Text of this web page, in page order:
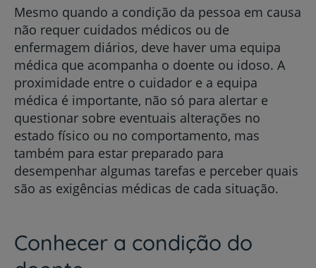
Mesmo quando a condição da pessoa em causa
não requer cuidados médicos ou de
enfermagem diários, deve haver uma equipa
médica que acompanha o doente ou idoso. A
proximidade entre o cuidador e a equipa
médica é importante, não só para alertar e
questionar sobre eventuais alterações no
estado físico ou no comportamento, mas
também para estar preparado para
desempenhar algumas tarefas e perceber quais
são as exigências médicas de cada situação.
Conhecer a condição do